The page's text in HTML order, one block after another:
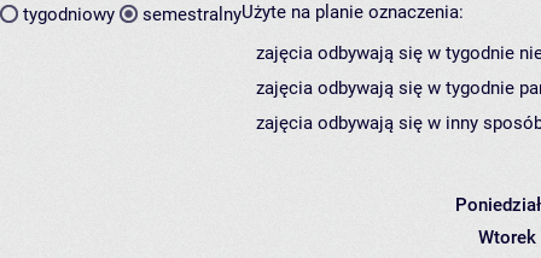
tygodniowy semestralnyUżyte na planie oznaczenia:
zajęcia odbywają się w tygodnie
zajęcia odbywają się w tygodnie
zajęcia odbywają się w inny
Wtorek